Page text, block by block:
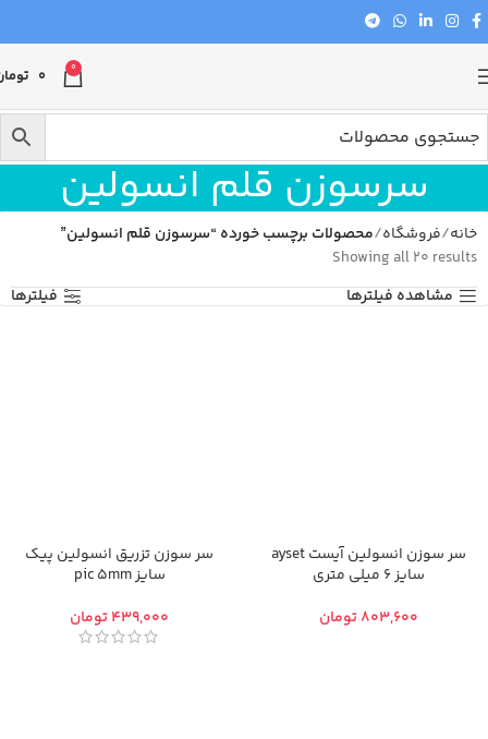
0
0
سرسوزن قلم انسولین
خانه فروشگاه محصولات برچسب خورده “سرسوزن قلم انسولین”
Showing all 20 results
مشاهده فیلترها
فیلترها
سر سوزن انسولین آیست ayset
سایز 6 میلی متری
تومان
سر سوزن تزریق انسولین پیک
سایز pic 5mm
تومان